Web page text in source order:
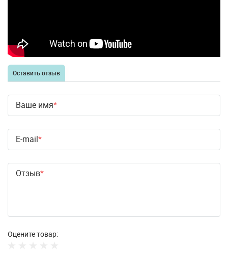
Оставить отзыв
Ваше имя
E-mail
Отзыв
Оцените товар: